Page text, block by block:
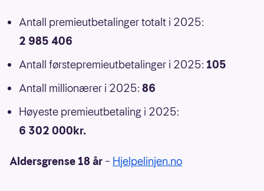
Antall premieutbetalinger totalt i 2025:
2 985 406
Antall førstepremieutbetalinger i 2025: 105
Antall millionærer i 2025: 86
Høyeste premieutbetaling i 2025:
6 302 000kr.
Aldersgrense 18 år – Hjelpelinjen.no